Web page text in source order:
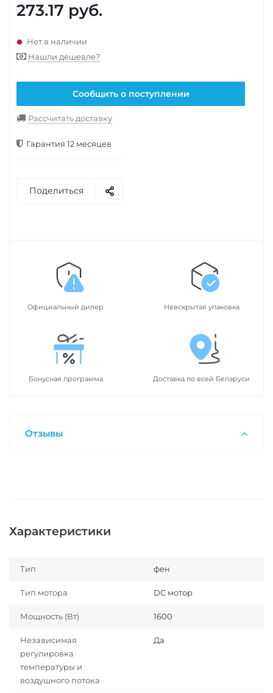
273.17 руб.
Нет в наличии
Нашли дешевле?
Сообщить о поступлении
Рассчитать доставку
Гарантия 12 месяцев
Поделиться
Официальный дилер Невскрытая упаковка
Бонусная программа Доставка по всей Беларуси
Отзывы
Характеристики
Тип фен
Тип мотора DC мотор
Мощность (Вт) 1600
Независимая
регулировка
температуры и
воздушного потока
Да